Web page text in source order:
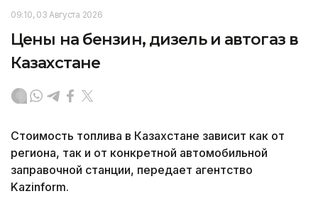
09:10, 03 Августа 2026
Цены на бензин, дизель и автогаз в
Казахстане
Стоимость топлива в Казахстане зависит как от
региона, так и от конкретной автомобильной
заправочной станции, передает агентство
Kazinform.